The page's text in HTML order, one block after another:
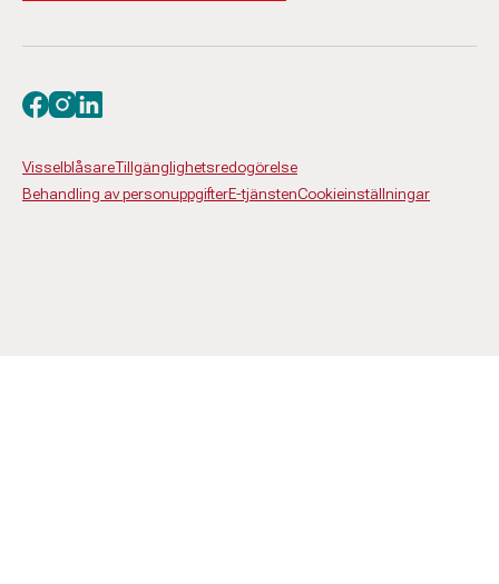
VisselblåsareTillgänglighetsredogörelse
Behandling av personuppgifterE-tjänstenCookieinställningar
Besök oss på facebook
Besök oss på instagram
Besök oss på linkedin